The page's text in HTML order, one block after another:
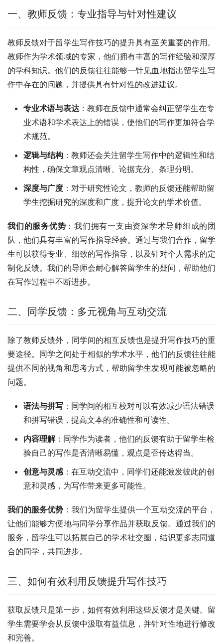
一、教师反馈：专业指导与针对性建议
教师反馈对于留学生写作技巧的提升具有至关重要的作用。
教师作为学术领域的专家，他们拥有丰富的写作经验和深厚
的学科知识。他们的反馈往往能够一针见血地指出留学生写
作中存在的问题，并提供具有针对性的改进建议。
专业术语与表达 ：教师在反馈中通常会纠正留学生在专
业术语和学术表达上的错误，使他们的写作更加符合学
术规范。
逻辑与结构 ：教师还会关注留学生写作中的逻辑性和结
构性，确保文章观点清晰、论据充分、条理分明。
深度与广度 ：对于研究性论文，教师的反馈还能帮助留
学生挖掘研究的深度和广度，提升论文的学术价值。
我们的服务优势 ：我们拥有一支由资深学术导师组成的团
队，他们具有丰富的写作指导经验。通过与我们合作，留学
生可以获得专业、细致的写作指导，以及针对个人需求的定
制化反馈。我们的导师会耐心解答留学生的疑问，帮助他们
在写作过程中不断进步。
二、同学反馈：多元视角与互动交流
除了教师反馈外，同学间的相互反馈也是提升写作技巧的重
要途径。同学之间处于相似的学术水平，他们的反馈往往能
提供不同的视角和思考方式，帮助留学生发现可能被忽略的
问题。
语法与拼写 ：同学间的相互校对可以有效减少语法错误
和拼写错误，提高文本的准确性和可读性。
内容理解：同学作为读者，他们的反馈有助于留学生检
验自己的写作是否清晰易懂，观点是否传达得当。
创意与灵感：在互动交流中，同学们还能激发彼此的创
意和灵感，为写作带来更多可能性。
我们的服务优势 ：我们为留学生提供一个互动交流的平台，
让他们能够方便地与同学分享作品并获取反馈。通过我们的
服务，留学生可以拓展自己的学术社交圈，结识更多志同道
合的同学，共同进步。
三、如何有效利用反馈提升写作技巧
获取反馈只是第一步，如何有效利用这些反馈才是关键。留
学生需要学会从反馈中汲取有益信息，并针对性地进行修改
和完善。